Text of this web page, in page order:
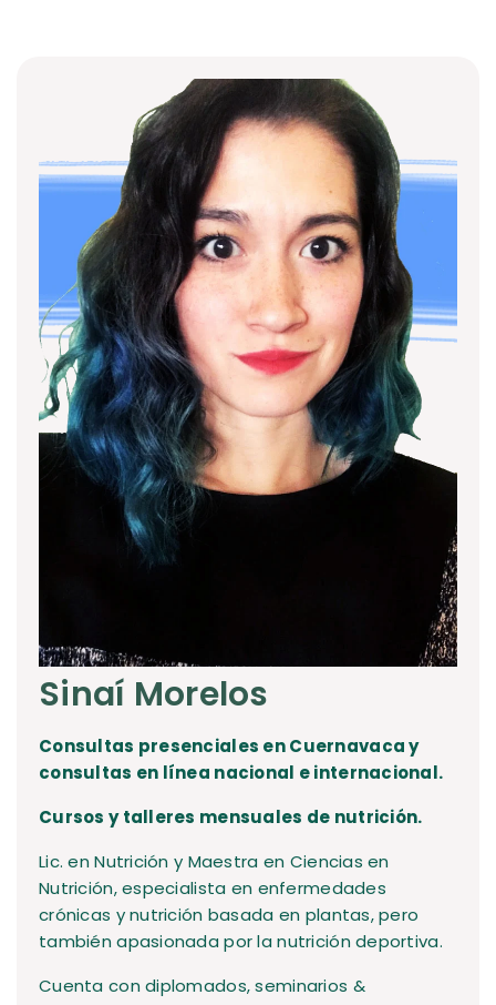
Sinaí Morelos
Consultas presenciales en Cuernavaca y
consultas en línea nacional e internacional.
Cursos y talleres mensuales de nutrición.
Lic. en Nutrición y Maestra en Ciencias en
Nutrición, especialista en enfermedades
crónicas y nutrición basada en plantas, pero
también apasionada por la nutrición deportiva.
Cuenta con diplomados, seminarios &